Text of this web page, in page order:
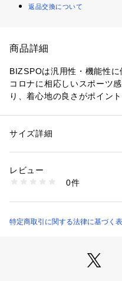
返品交換について
商品詳細
BIZSPOは汎用性・機能性
コロナに相応しいスポーツ
り、着心地の良さがポイント
性別：メンズ
素材：表地：ポリエステル90%
商品番号：
4HK6B24S （ショップ）
サイズ詳細
レビュー
0件
特定商取引に関する法律に基づく